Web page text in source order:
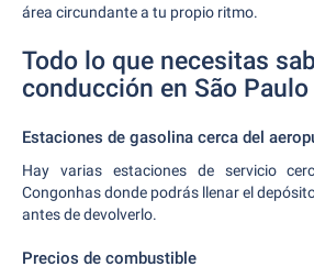
área circundante a tu propio ritmo.
Todo lo que necesitas
conducción en São Paulo
Estaciones de gasolina cerca del
Hay varias estaciones de servicio
Congonhas donde podrás llenar el
antes de devolverlo.
Precios de combustible